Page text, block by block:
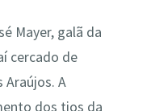
Mayer, galã da
cercado de
Araújos. A
dos tios da